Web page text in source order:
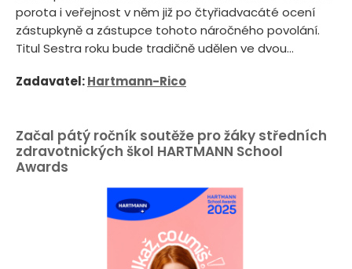
porota i veřejnost v něm již po čtyřiadvacáté ocení
zástupkyně a zástupce tohoto náročného povolání.
Titul Sestra roku bude tradičně udělen ve dvou...
Zadavatel:Hartmann-Rico
Začal pátý ročník soutěže pro žáky středních
zdravotnických škol HARTMANN School
Awards